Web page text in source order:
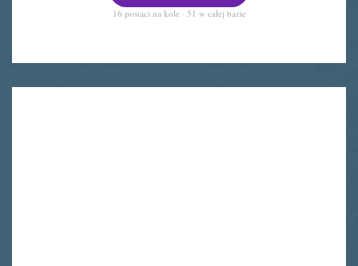
16 postaci na kole · 51 w całej bazie